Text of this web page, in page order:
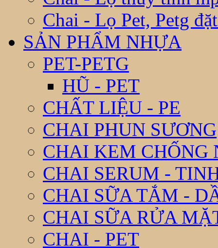
Chai - Lọ Pet, Petg
SẢN PHẨM NHỰA
PET-PETG
HŨ - PET
CHẤT LIỆU - PE
CHAI PHUN SƯƠNG
CHAI KEM CHỐNG
CHAI SERUM -
CHAI SỮA TẮM -
CHAI SỮA RỬA
CHAI - PET